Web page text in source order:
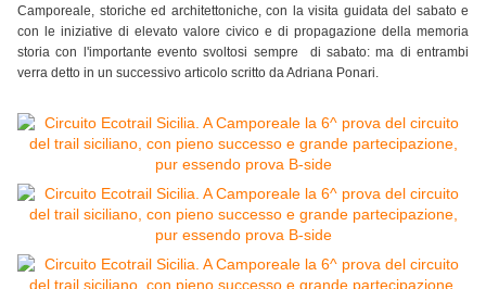
Camporeale, storiche ed architettoniche, con la visita guidata del sabato e
con le iniziative di elevato valore civico e di propagazione della memoria
storia con l'importante evento svoltosi sempre di sabato: ma di entrambi
verra detto in un successivo articolo scritto da Adriana Ponari.